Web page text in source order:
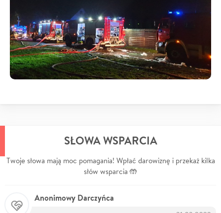
SŁOWA WSPARCIA
Twoje słowa mają moc pomagania! Wpłać darowiznę i przekaż kilka
słów wsparcia 🤲
Anonimowy Darczyńca